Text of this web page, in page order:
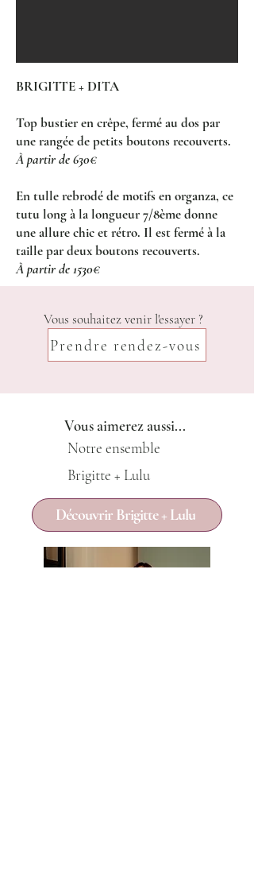
BRIGITTE + DITA
Top bustier en crêpe, fermé au dos par
une rangée de petits boutons recouverts.
À partir de 630€
En tulle rebrodé de motifs en organza, ce
tutu long à la longueur 7/8ème donne
une allure chic et rétro. Il est fermé à la
taille par deux boutons recouverts.
À partir de 1530€
Vous souhaitez venir l'essayer ?
Prendre rendez-vous
Vous aimerez aussi...
Notre ensemble
Brigitte + Lulu
Découvrir Brigitte + Lulu